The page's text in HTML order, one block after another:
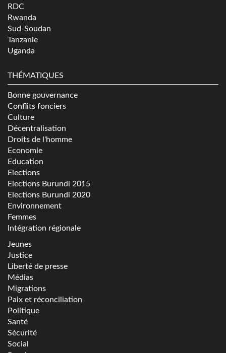
RDC
Rwanda
Sud-Soudan
Tanzanie
Uganda
THÉMATIQUES
Bonne gouvernance
Conflits fonciers
Culture
Décentralisation
Droits de l'homme
Economie
Education
Elections
Elections Burundi 2015
Elections Burundi 2020
Environnement
Femmes
Intégration régionale
Jeunes
Justice
Liberté de presse
Médias
Migrations
Paix et réconciliation
Politique
Santé
Sécurité
Social